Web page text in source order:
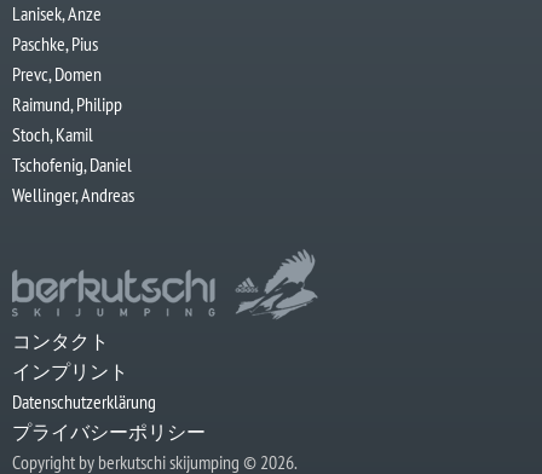
Lanisek, Anze
Paschke, Pius
Prevc, Domen
Raimund, Philipp
Stoch, Kamil
Tschofenig, Daniel
Wellinger, Andreas
コンタクト
インプリント
Datenschutzerklärung
プライバシーポリシー
Copyright by berkutschi skijumping © 2026.